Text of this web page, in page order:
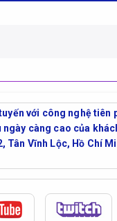
với công nghệ
ngày càng cao của
Tân Vĩnh Lộc, Hồ